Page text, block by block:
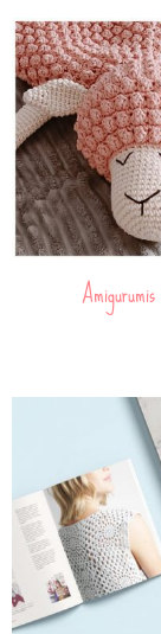
Amigurumis